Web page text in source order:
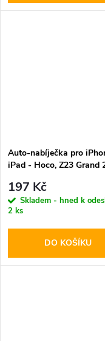
Auto-nabíječka pro
iPad - Hoco, Z23 Grand
197 Kč
Skladem - hned k
2 ks
DO KOŠÍKU